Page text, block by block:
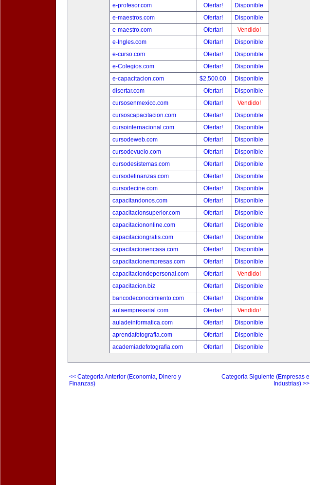
e-profesor.com
Ofertar!
Disponible
e-maestros.com
Ofertar!
Disponible
e-maestro.com
Ofertar!
Vendido!
e-Ingles.com
Ofertar!
Disponible
e-curso.com
Ofertar!
Disponible
e-Colegios.com
Ofertar!
Disponible
e-capacitacion.com
$2,500.00
Disponible
disertar.com
Ofertar!
Disponible
cursosenmexico.com
Ofertar!
Vendido!
cursoscapacitacion.com
Ofertar!
Disponible
cursointernacional.com
Ofertar!
Disponible
cursodeweb.com
Ofertar!
Disponible
cursodevuelo.com
Ofertar!
Disponible
cursodesistemas.com
Ofertar!
Disponible
cursodefinanzas.com
Ofertar!
Disponible
cursodecine.com
Ofertar!
Disponible
capacitandonos.com
Ofertar!
Disponible
capacitacionsuperior.com
Ofertar!
Disponible
capacitaciononline.com
Ofertar!
Disponible
capacitaciongratis.com
Ofertar!
Disponible
capacitacionencasa.com
Ofertar!
Disponible
capacitacionempresas.com
Ofertar!
Disponible
capacitaciondepersonal.com
Ofertar!
Vendido!
capacitacion.biz
Ofertar!
Disponible
bancodeconocimiento.com
Ofertar!
Disponible
aulaempresarial.com
Ofertar!
Vendido!
auladeinformatica.com
Ofertar!
Disponible
aprendafotografia.com
Ofertar!
Disponible
academiadefotografia.com
Ofertar! Disponible
<< Categoria Anterior (Economia, Dinero y
Finanzas)
Categoria Siguiente (Empresas e
Industrias) >>